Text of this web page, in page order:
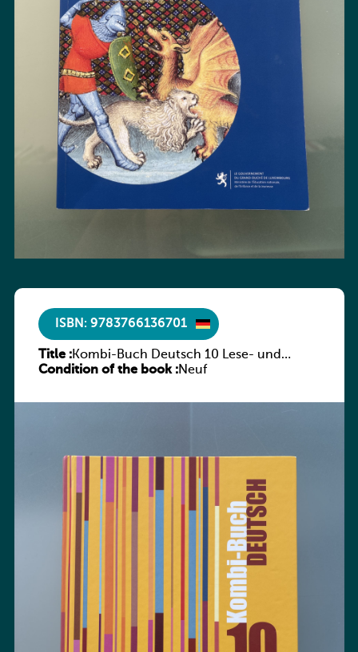
ISBN: 9783766136701
Title :Kombi-Buch Deutsch 10 Lese- und
Sprachbuch
Condition of the book :Neuf